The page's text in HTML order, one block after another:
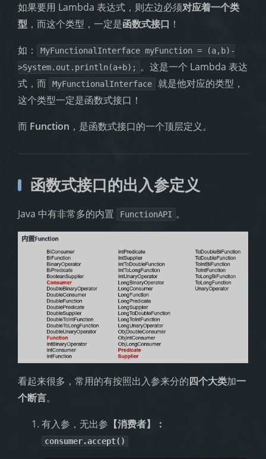
如果要用 Lambda 表达式，则左边必须对应着一个类
型 ，而这个类型，一定是函数式接口 ！
如：
MyFunctionalInterface myFunction = (a,b)-
>System.out.println(a+b);
。这是一个 Lambda 表达
式，而
MyFunctionalInterface
就是他对应的类型，
这个类型一定是函数式接口！
而 Function ，是函数式接口的一个顶层定义。
函数式接口的出入参定义
Java 中有非常多的内置 FunctionAPI 。
看起来很多，常用的有按照出入参来分的四个大类加一
个断言。
有入参，无出参 【消费者】：
consumer.accept()